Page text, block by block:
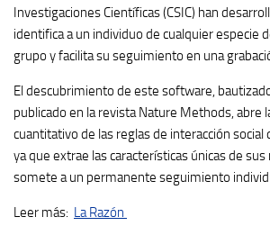
Investigaciones Científicas (CSIC) han
identifica a un individuo de cualquier especie
grupo yfacilita su seguimiento en una
El descubrimiento de este software,
publicado en la revista Nature Methods, abre
cuantitativo de las reglas de interacción social
ya que extrae las características únicas de
somete a un permanente seguimiento
Leer más: La Razón